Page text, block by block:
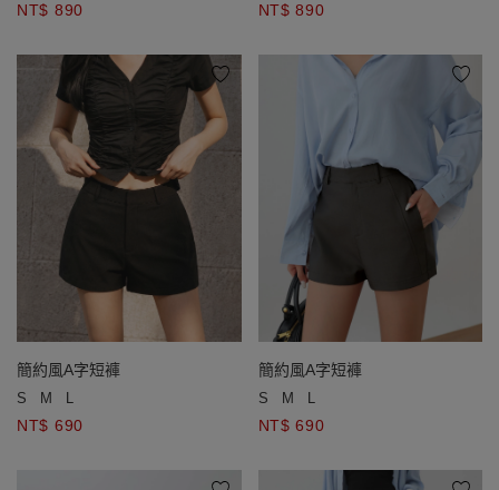
NT$ 890 NT$ 890
簡約風A字短褲
S M L
NT$ 690
簡約風A字短褲
S M L
NT$ 690